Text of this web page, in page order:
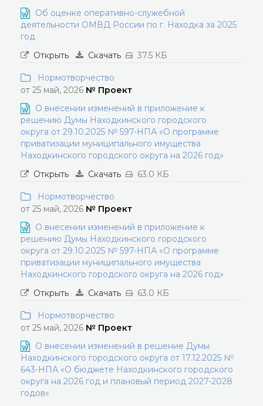
Об оценке оперативно-служебной
деятельности ОМВД России по г. Находка за 2025
год
Открыть
Скачать 37.5 КБ
Нормотворчество
от 25 май, 2026 № Проект
О внесении изменений в приложение к
решению Думы Находкинского городского
округа от 29.10.2025 № 597-НПА «О программе
приватизации муниципального имущества
Находкинского городского округа на 2026 год»
Открыть
Скачать 63.0 КБ
Нормотворчество
от 25 май, 2026 № Проект
О внесении изменений в приложение к
решению Думы Находкинского городского
округа от 29.10.2025 № 597-НПА «О программе
приватизации муниципального имущества
Находкинского городского округа на 2026 год»
Открыть
Скачать 63.0 КБ
Нормотворчество
от 25 май, 2026 № Проект
О внесении изменений в решение Думы
Находкинского городского округа от 17.12.2025 №
643-НПА «О бюджете Находкинского городского
округа на 2026 год и плановый период 2027-2028
годов»